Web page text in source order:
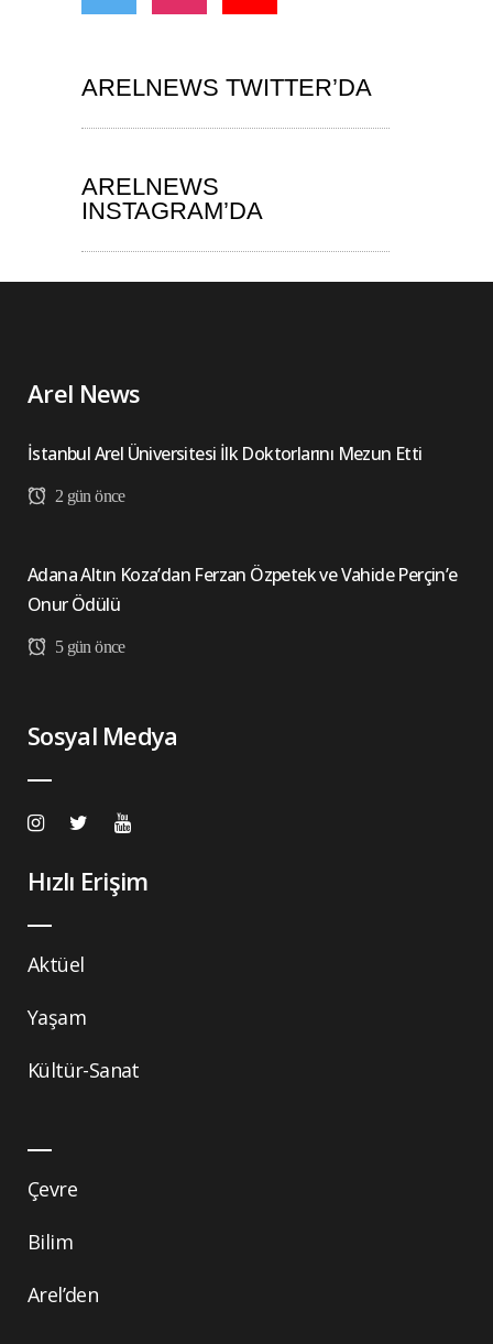
ARELNEWS TWITTER’DA
ARELNEWS
INSTAGRAM’DA
Arel News
İstanbul Arel Üniversitesi İlk Doktorlarını Mezun Etti
2 gün önce
Adana Altın Koza’dan Ferzan Özpetek ve Vahide Perçin’e
Onur Ödülü
5 gün önce
Sosyal Medya
Hızlı Erişim
Aktüel
Yaşam
Kültür-Sanat
Çevre
Bilim
Arel’den